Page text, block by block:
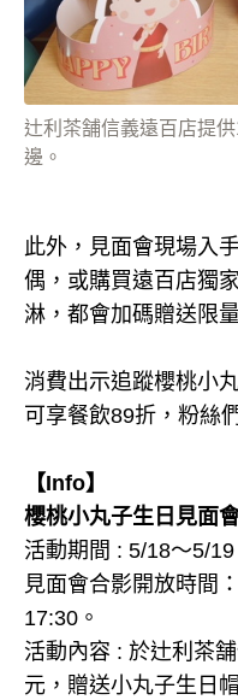
辻利茶舗信義遠百店提
邊。
此外，見面會現場入
偶，或購買遠百店獨
淋，都會加碼贈送限
消費出示追蹤櫻桃小
可享餐飲89折，粉絲
【Info】
櫻桃小丸子生日見面
活動期間 : 5/18～5/19
見面會合影開放時間
17:30。
活動內容 : 於辻利茶
元，贈送小丸子生日